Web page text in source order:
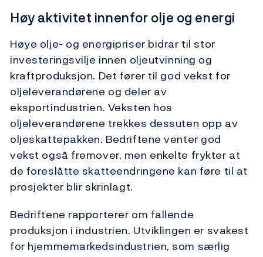
Høy aktivitet innenfor olje og energi
Høye olje- og energipriser bidrar til stor
investeringsvilje innen oljeutvinning og
kraftproduksjon. Det fører til god vekst for
oljeleverandørene og deler av
eksportindustrien. Veksten hos
oljeleverandørene trekkes dessuten opp av
oljeskattepakken. Bedriftene venter god
vekst også fremover, men enkelte frykter at
de foreslåtte skatteendringene kan føre til at
prosjekter blir skrinlagt.
Bedriftene rapporterer om fallende
produksjon i industrien. Utviklingen er svakest
for hjemmemarkedsindustrien, som særlig